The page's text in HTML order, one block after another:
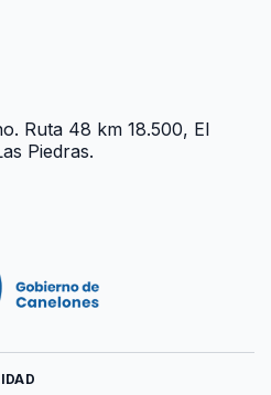
Ruta 48 km 18.500, El
Piedras.